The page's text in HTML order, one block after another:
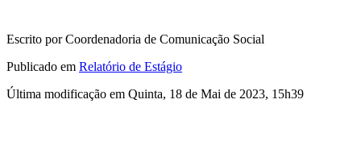
Escrito por Coordenadoria de Comunicação Social
Publicado em Relatório de Estágio
Última modificação em Quinta, 18 de Mai de 2023, 15h39